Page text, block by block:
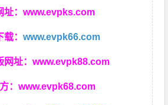
址：www.evpks.com
载：www.evpk66.com
网址：www.evpk88.com
：www.evpk68.com